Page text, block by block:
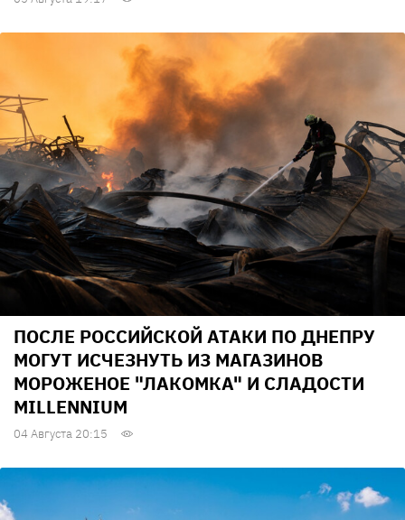
ПОСЛЕ РОССИЙСКОЙ АТАКИ ПО ДНЕПРУ
МОГУТ ИСЧЕЗНУТЬ ИЗ МАГАЗИНОВ
МОРОЖЕНОЕ "ЛАКОМКА" И СЛАДОСТИ
MILLENNIUM
04 Августа 20:15